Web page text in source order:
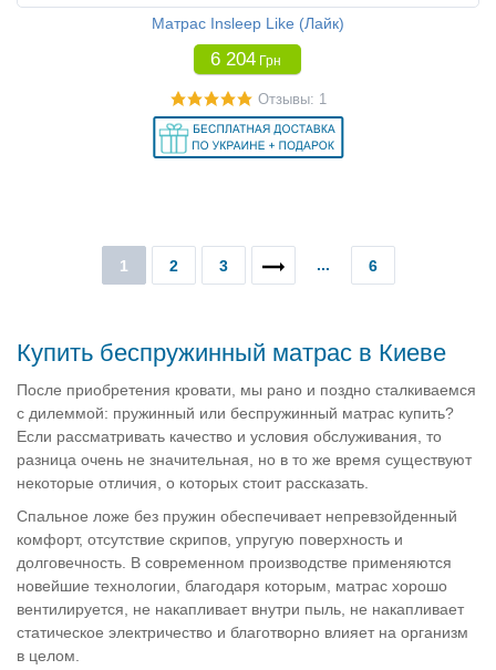
Матрас Insleep Like (Лайк)
6 204 Грн
Отзывы: 1
1 2 3 ... 6
Купить беспружинный матрас в Киеве
После приобретения кровати, мы рано и поздно сталкиваемся
с дилеммой: пружинный или беспружинный матрас купить?
Если рассматривать качество и условия обслуживания, то
разница очень не значительная, но в то же время существуют
некоторые отличия, о которых стоит рассказать.
Спальное ложе без пружин обеспечивает непревзойденный
комфорт, отсутствие скрипов, упругую поверхность и
долговечность. В современном производстве применяются
новейшие технологии, благодаря которым, матрас хорошо
вентилируется, не накапливает внутри пыль, не накапливает
статическое электричество и благотворно влияет на организм
в целом.